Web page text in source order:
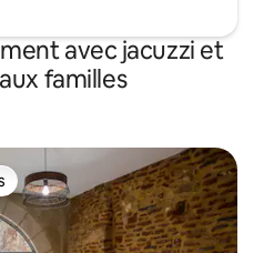
avec jacuzzi et
familles
plus appréciés